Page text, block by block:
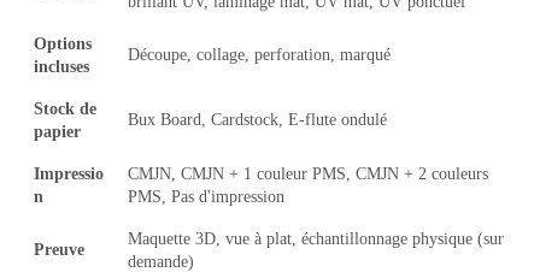
Options
incluses
Découpe, collage, perforation, marqué
Stock de
papier
Bux Board, Cardstock, E-flute ondulé
Impressio
n
CMJN, CMJN + 1 couleur PMS, CMJN + 2 couleurs
PMS, Pas d'impression
Preuve
Maquette 3D, vue à plat, échantillonnage physique (sur
demande)